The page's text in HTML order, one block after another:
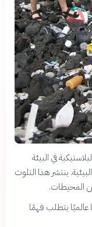
في البيئة
ينتشر هذا التلوث
المحيطات.
عالميًا يتطلب فهمًا